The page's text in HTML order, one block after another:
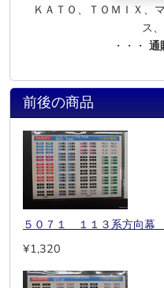
ＫＡＴＯ、ＴＯＭＩＸ、
ス
・・・ 通
前後の商品
５０７１ １１３系方向幕
¥1,320